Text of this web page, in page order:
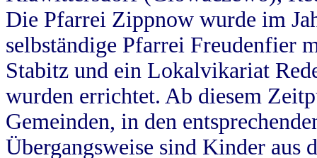
Die Pfarrei Zippnow wurde im
selbständige Pfarrei Freudenfier
Stabitz und ein Lokalvikariat
wurden errichtet. Ab diesem
Gemeinden, in den
Übergangsweise sind Kinder aus